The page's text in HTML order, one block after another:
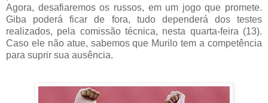
Agora, desafiaremos os russos, em um jogo que promete.
Giba poderá ficar de fora, tudo dependerá dos testes
realizados, pela comissão técnica, nesta quarta-feira (13).
Caso ele não atue, sabemos que Murilo tem a competência
para suprir sua ausência.